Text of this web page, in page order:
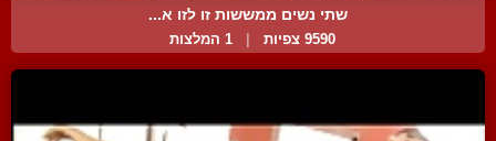
שתי נשים ממששות זו לזו א...
9590 צפיות | 1 המלצות